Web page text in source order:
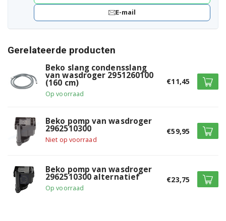
E-mail
Gerelateerde producten
Beko slang condensslang
van wasdroger 2951260100
(160 cm)
Op voorraad
€11,45
Beko pomp van wasdroger
2962510300
Niet op voorraad
€59,95
Beko pomp van wasdroger
2962510300 alternatief
Op voorraad
€23,75